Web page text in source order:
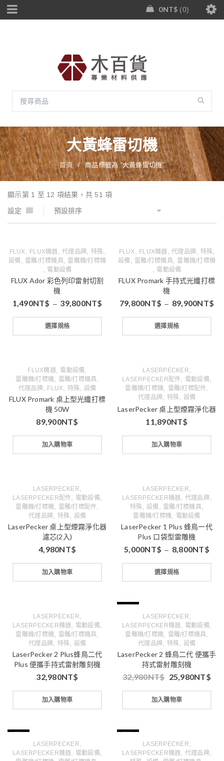
0NT$ 0
大黃蜂雷切機
首頁 / 商品標籤為 “大黃蜂雷切機”
顯示第 1 至 12 項結果，共 51 項
設定
預設排序
FLUX FLUX機器 ,代理品牌 特殊
設備 雷雕/打標機具, 雷雕機/打標機
電動設備
FLUX Ador 彩色列印雷射切割
機
1,490NT$ – 39,800NT$
選擇規格
FLUX FLUX機器 ,代理品牌 特殊
設備 雷雕/打標機具, 雷雕機/打標機
電動設備
FLUX Promark 手持式光纖打標
機
79,800NT$ – 89,900NT$
選擇規格
FLUX機器, 電動設備
雷雕機/打標機 雷雕/打標機具
代理品牌, FLUX 特殊 設備
FLUX Promark 桌上型光纖打標
機 50W
89,900NT$
加入購物車
LASERPECKER
LASERPECKER配件 電動設備,
雷雕機/打標機 雷雕/打標配件
代理品牌 特殊 設備
LaserPecker 桌上型煙霧淨化器
11,890NT$
加入購物車
LASERPECKER
LASERPECKER配件 電動設備,
雷雕機/打標機 雷雕/打標配件
代理品牌 特殊 設備
LaserPecker 桌上型煙霧淨化器
濾芯(2入)
4,980NT$
加入購物車
LASERPECKER
LASERPECKER機器 代理品牌,
特殊 設備 雷雕/打標機具,
雷雕機/打標機 電動設備
LaserPecker 1 Plus 蜂鳥一代
Plus 口袋型雷雕機
5,000NT$ – 8,800NT$
選擇規格
LASERPECKER
LASERPECKER機器 電動設備,
雷雕機/打標機 雷雕/打標機具
代理品牌 特殊 設備
LaserPecker 2 Plus蜂鳥二代
Plus 便攜手持式雷射雕刻機
32,980NT$
加入購物車
LASERPECKER
LASERPECKER機器 電動設備,
雷雕機/打標機 雷雕/打標機具
代理品牌 特殊 設備
LaserPecker 2 蜂鳥二代 便攜手
持式雷射雕刻機
32,980NT$ 25,980NT$
加入購物車
LASERPECKER
LASERPECKER機器 電動設備,
LASERPECKER
LASERPECKER機器 代理品牌,